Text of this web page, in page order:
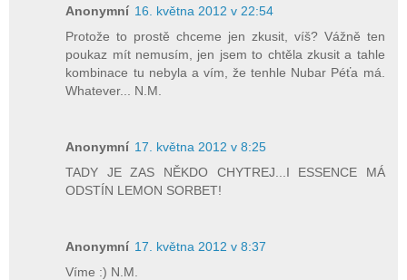
Anonymní 16. května 2012 v 22:54
Protože to prostě chceme jen zkusit, víš? Vážně ten
poukaz mít nemusím, jen jsem to chtěla zkusit a tahle
kombinace tu nebyla a vím, že tenhle Nubar Péťa má.
Whatever... N.M.
Anonymní 17. května 2012 v 8:25
TADY JE ZAS NĚKDO CHYTREJ...I ESSENCE MÁ
ODSTÍN LEMON SORBET!
Anonymní 17. května 2012 v 8:37
Víme :) N.M.